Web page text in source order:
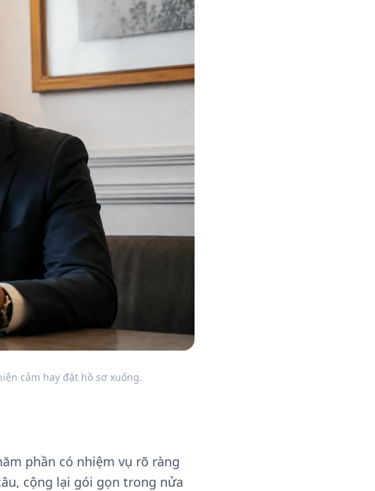
cảm hay đặt hồ sơ xuống.
phần có nhiệm vụ rõ ràng
cộng lại gói gọn trong nửa